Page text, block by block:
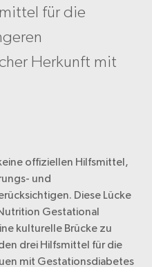
für die
Herkunft mit
offiziellen Hilfsmittel,
und
Diese Lücke
Gestational
kulturelle Brücke zu
drei Hilfsmittel für die
mit Gestationsdiabetes